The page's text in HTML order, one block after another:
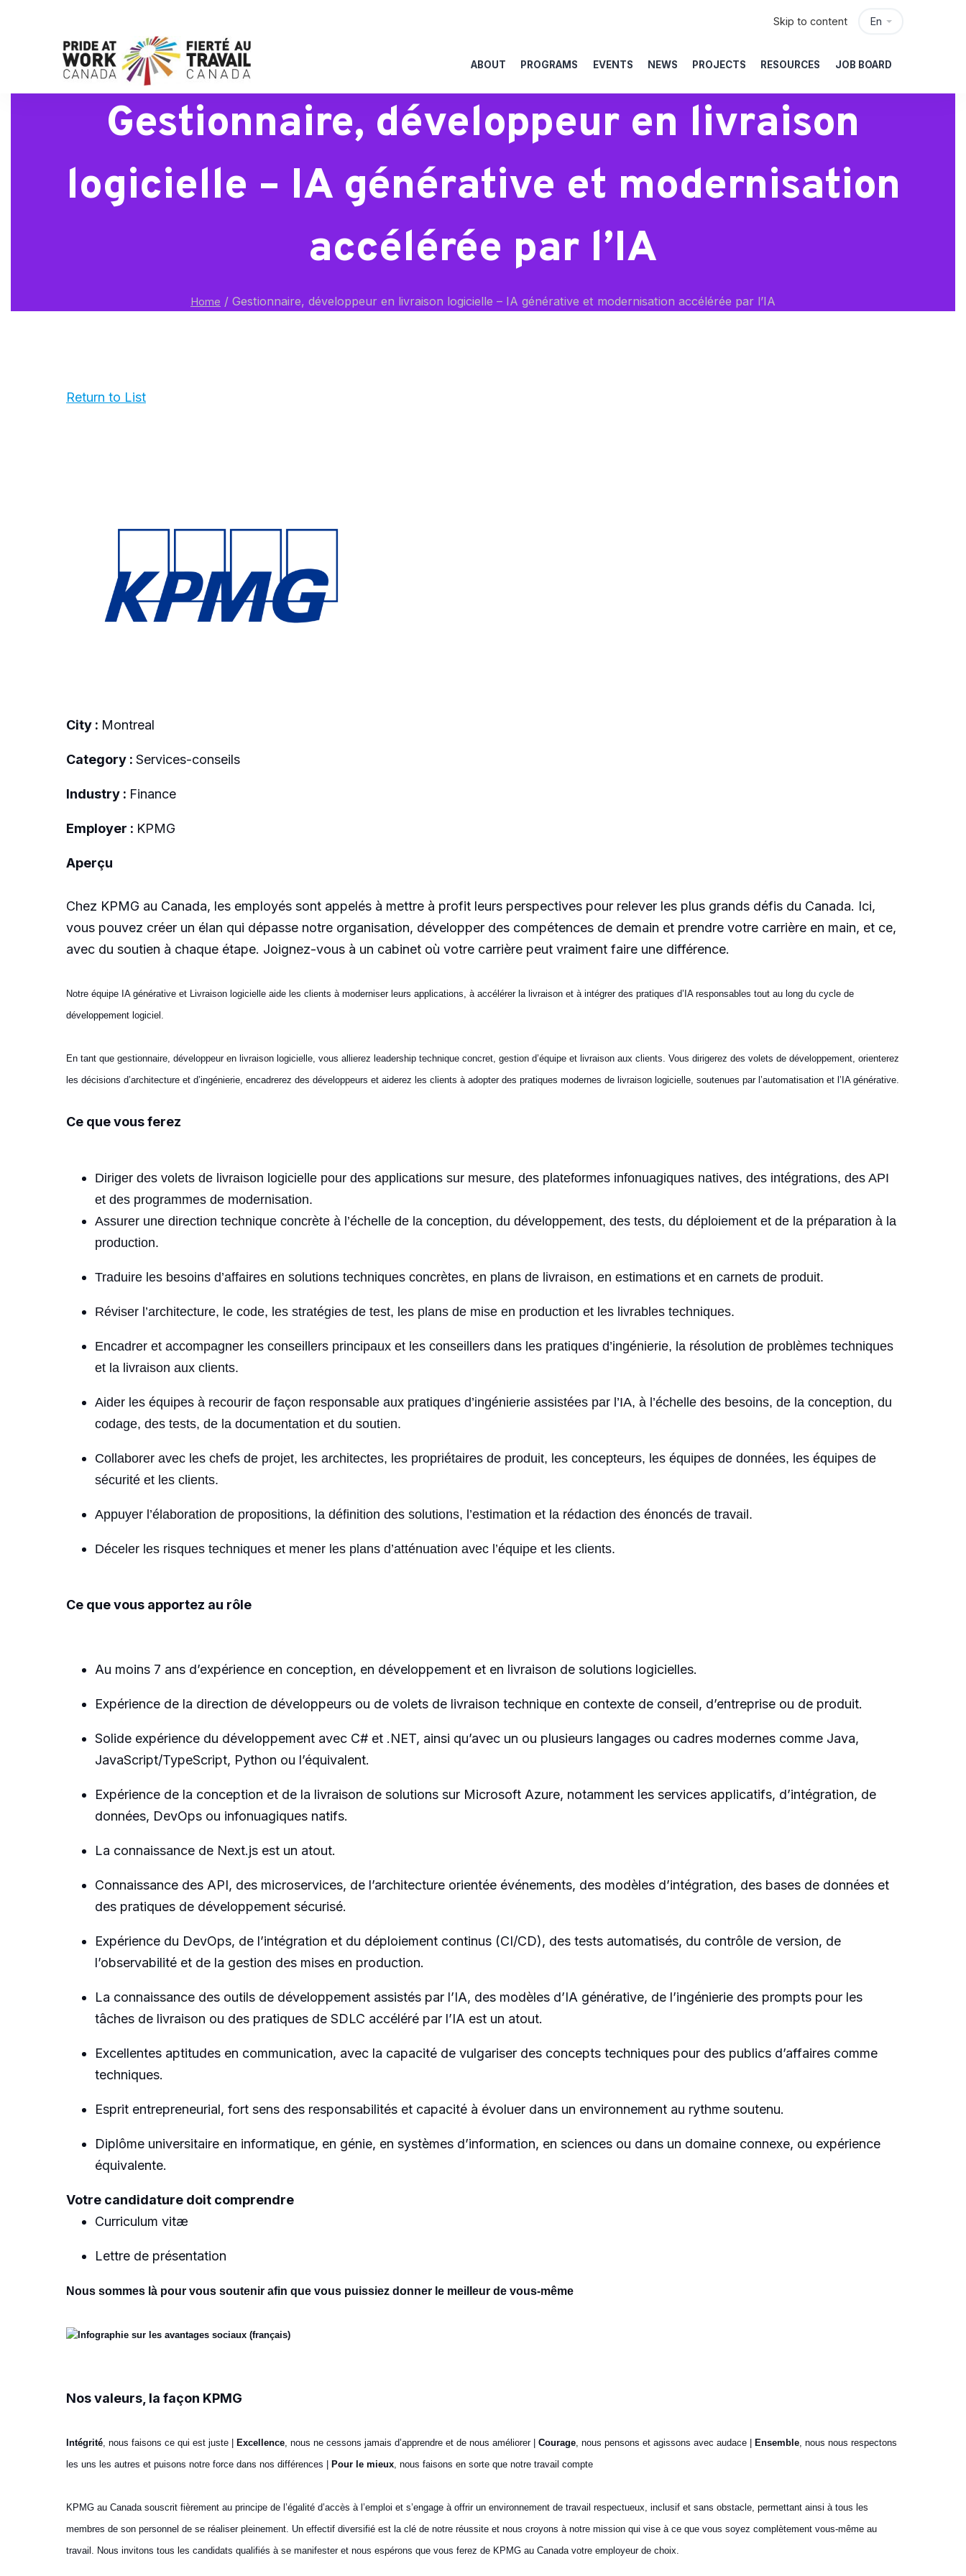
En
Skip to content
ABOUT PROGRAMS EVENTS NEWS PROJECTS RESOURCES JOB BOARD
Gestionnaire, développeur en livraison
logicielle – IA générative et modernisation
accélérée par l’IA
Home / Gestionnaire, développeur en livraison logicielle – IA générative et modernisation accélérée par l’IA
Return to List
City : Montreal
Category : Services-conseils
Industry : Finance
Employer : KPMG
Aperçu
Chez KPMG au Canada, les employés sont appelés à mettre à profit leurs perspectives pour relever les plus grands défis du Canada. Ici,
vous pouvez créer un élan qui dépasse notre organisation, développer des compétences de demain et prendre votre carrière en main, et ce,
avec du soutien à chaque étape. Joignez-vous à un cabinet où votre carrière peut vraiment faire une différence.
Notre équipe IA générative et Livraison logicielle aide les clients à moderniser leurs applications, à accélérer la livraison et à intégrer des pratiques d’IA responsables tout au long du cycle de
développement logiciel.
En tant que gestionnaire, développeur en livraison logicielle, vous allierez leadership technique concret, gestion d’équipe et livraison aux clients. Vous dirigerez des volets de développement, orienterez
les décisions d’architecture et d’ingénierie, encadrerez des développeurs et aiderez les clients à adopter des pratiques modernes de livraison logicielle, soutenues par l’automatisation et l’IA générative.
Ce que vous ferez
Diriger des volets de livraison logicielle pour des applications sur mesure, des plateformes infonuagiques natives, des intégrations, des API
et des programmes de modernisation.
Assurer une direction technique concrète à l’échelle de la conception, du développement, des tests, du déploiement et de la préparation à la
production.
Traduire les besoins d’affaires en solutions techniques concrètes, en plans de livraison, en estimations et en carnets de produit.
Réviser l’architecture, le code, les stratégies de test, les plans de mise en production et les livrables techniques.
Encadrer et accompagner les conseillers principaux et les conseillers dans les pratiques d’ingénierie, la résolution de problèmes techniques
et la livraison aux clients.
Aider les équipes à recourir de façon responsable aux pratiques d’ingénierie assistées par l’IA, à l’échelle des besoins, de la conception, du
codage, des tests, de la documentation et du soutien.
Collaborer avec les chefs de projet, les architectes, les propriétaires de produit, les concepteurs, les équipes de données, les équipes de
sécurité et les clients.
Appuyer l’élaboration de propositions, la définition des solutions, l’estimation et la rédaction des énoncés de travail.
Déceler les risques techniques et mener les plans d’atténuation avec l’équipe et les clients.
Ce que vous apportez au rôle
Au moins 7 ans d’expérience en conception, en développement et en livraison de solutions logicielles.
Expérience de la direction de développeurs ou de volets de livraison technique en contexte de conseil, d’entreprise ou de produit.
Solide expérience du développement avec C# et .NET, ainsi qu’avec un ou plusieurs langages ou cadres modernes comme Java,
JavaScript/TypeScript, Python ou l’équivalent.
Expérience de la conception et de la livraison de solutions sur Microsoft Azure, notamment les services applicatifs, d’intégration, de
données, DevOps ou infonuagiques natifs.
La connaissance de Next.js est un atout.
Connaissance des API, des microservices, de l’architecture orientée événements, des modèles d’intégration, des bases de données et
des pratiques de développement sécurisé.
Expérience du DevOps, de l’intégration et du déploiement continus (CI/CD), des tests automatisés, du contrôle de version, de
l’observabilité et de la gestion des mises en production.
La connaissance des outils de développement assistés par l’IA, des modèles d’IA générative, de l’ingénierie des prompts pour les
tâches de livraison ou des pratiques de SDLC accéléré par l’IA est un atout.
Excellentes aptitudes en communication, avec la capacité de vulgariser des concepts techniques pour des publics d’affaires comme
techniques.
Esprit entrepreneurial, fort sens des responsabilités et capacité à évoluer dans un environnement au rythme soutenu.
Diplôme universitaire en informatique, en génie, en systèmes d’information, en sciences ou dans un domaine connexe, ou expérience
équivalente.
Votre candidature doit comprendre
Curriculum vitæ
Lettre de présentation
Nous sommes là pour vous soutenir afin que vous puissiez donner le meilleur de vous-même
Nos valeurs, la façon KPMG
Intégrité , nous faisons ce qui est juste | Excellence , nous ne cessons jamais d’apprendre et de nous améliorer | Courage , nous pensons et agissons avec audace | Ensemble , nous nous respectons
les uns les autres et puisons notre force dans nos différences | Pour le mieux , nous faisons en sorte que notre travail compte
KPMG au Canada souscrit fièrement au principe de l’égalité d’accès à l’emploi et s’engage à offrir un environnement de travail respectueux, inclusif et sans obstacle, permettant ainsi à tous les
membres de son personnel de se réaliser pleinement. Un effectif diversifié est la clé de notre réussite et nous croyons à notre mission qui vise à ce que vous soyez complètement vous-même au
travail. Nous invitons tous les candidats qualifiés à se manifester et nous espérons que vous ferez de KPMG au Canada votre employeur de choix.